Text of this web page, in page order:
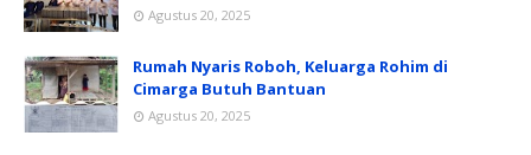
Agustus 20, 2025
Rumah Nyaris Roboh, Keluarga Rohim di
Cimarga Butuh Bantuan
Agustus 20, 2025